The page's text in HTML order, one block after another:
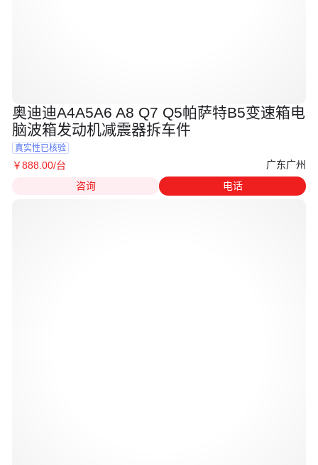
奥迪迪A4A5A6 A8 Q7 Q5帕萨特B5变速箱电
脑波箱发动机减震器拆车件
真实性已核验
￥888 .00/台
广东广州
咨询
电话